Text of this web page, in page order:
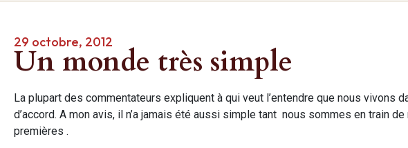
29 octobre, 2012
Un monde très simple
La plupart des commentateurs expliquent à qui veut l’entendre que nous vivons
d’accord. A mon avis, il n’a jamais été aussi simple tant nous sommes en train
premières .